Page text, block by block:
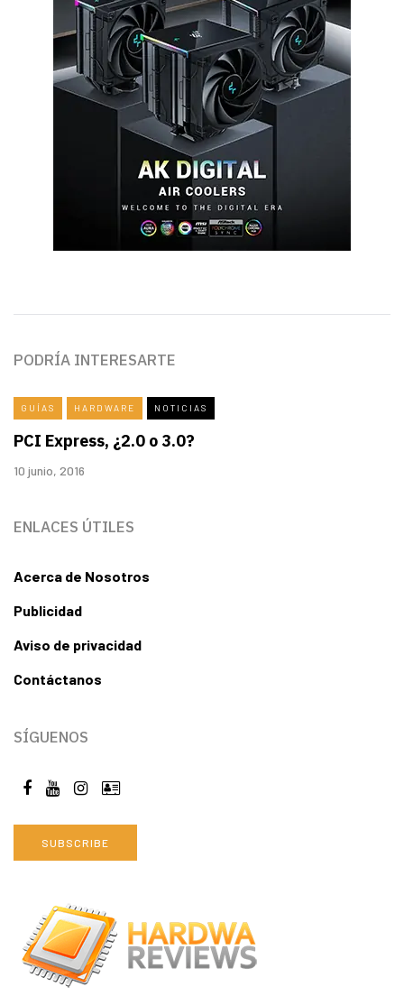
PODRÍA INTERESARTE
GUÍAS HARDWARE NOTICIAS
PCI Express, ¿2.0 o 3.0?
10 junio, 2016
ENLACES ÚTILES
Acerca de Nosotros
Publicidad
Aviso de privacidad
Contáctanos
SÍGUENOS
SUBSCRIBE